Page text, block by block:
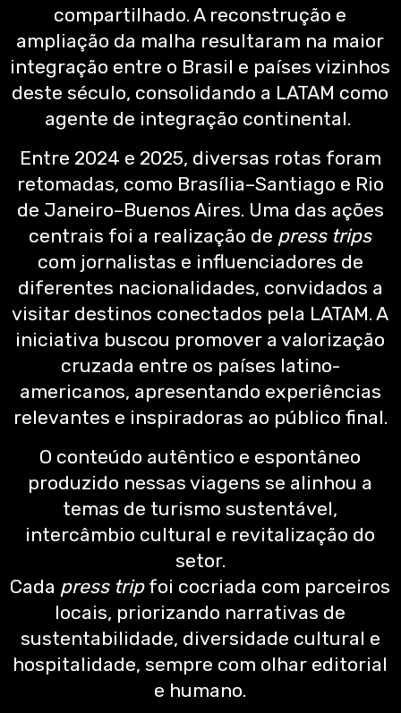
compartilhado. A reconstrução e
ampliação da malha resultaram na maior
integração entre o Brasil e países vizinhos
deste século, consolidando a LATAM como
agente de integração continental.
Entre 2024 e 2025, diversas rotas foram
retomadas, como Brasília–Santiago e Rio
de Janeiro–Buenos Aires. Uma das ações
centrais foi a realização de press trips
com jornalistas e influenciadores de
diferentes nacionalidades, convidados a
visitar destinos conectados pela LATAM. A
iniciativa buscou promover a valorização
cruzada entre os países latino-
americanos, apresentando experiências
relevantes e inspiradoras ao público final.
O conteúdo autêntico e espontâneo
produzido nessas viagens se alinhou a
temas de turismo sustentável,
intercâmbio cultural e revitalização do
setor.
Cada press tripfoi cocriada com parceiros
locais, priorizando narrativas de
sustentabilidade, diversidade cultural e
hospitalidade, sempre com olhar editorial
e humano.